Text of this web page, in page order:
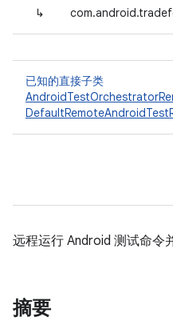
↳
已知的直接子类
远程运行 Android 测试命令
摘要